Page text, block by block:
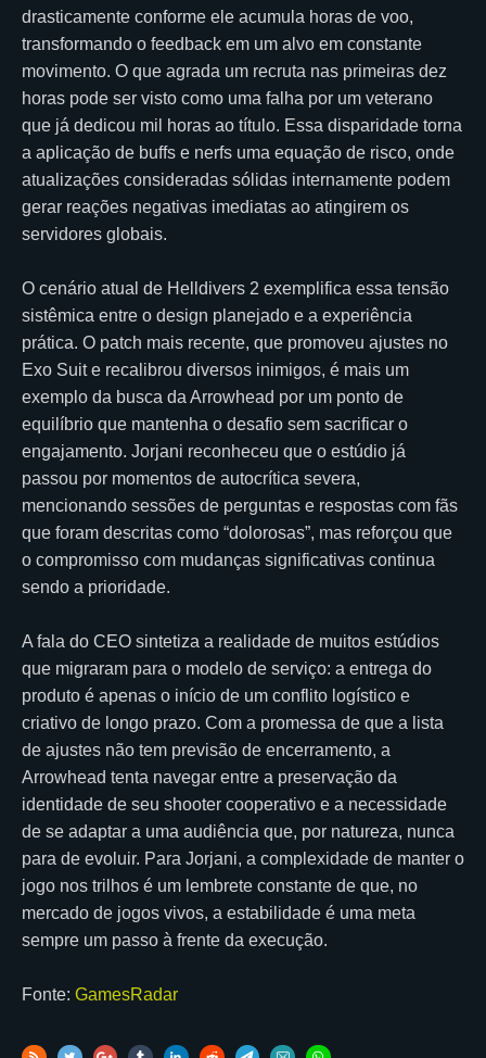
drasticamente conforme ele acumula horas de voo,
transformando o feedback em um alvo em constante
movimento. O que agrada um recruta nas primeiras dez
horas pode ser visto como uma falha por um veterano
que já dedicou mil horas ao título. Essa disparidade torna
a aplicação de buffs e nerfs uma equação de risco, onde
atualizações consideradas sólidas internamente podem
gerar reações negativas imediatas ao atingirem os
servidores globais.
O cenário atual de Helldivers 2 exemplifica essa tensão
sistêmica entre o design planejado e a experiência
prática. O patch mais recente, que promoveu ajustes no
Exo Suit e recalibrou diversos inimigos, é mais um
exemplo da busca da Arrowhead por um ponto de
equilíbrio que mantenha o desafio sem sacrificar o
engajamento. Jorjani reconheceu que o estúdio já
passou por momentos de autocrítica severa,
mencionando sessões de perguntas e respostas com fãs
que foram descritas como “dolorosas”, mas reforçou que
o compromisso com mudanças significativas continua
sendo a prioridade.
A fala do CEO sintetiza a realidade de muitos estúdios
que migraram para o modelo de serviço: a entrega do
produto é apenas o início de um conflito logístico e
criativo de longo prazo. Com a promessa de que a lista
de ajustes não tem previsão de encerramento, a
Arrowhead tenta navegar entre a preservação da
identidade de seu shooter cooperativo e a necessidade
de se adaptar a uma audiência que, por natureza, nunca
para de evoluir. Para Jorjani, a complexidade de manter o
jogo nos trilhos é um lembrete constante de que, no
mercado de jogos vivos, a estabilidade é uma meta
sempre um passo à frente da execução.
Fonte: GamesRadar